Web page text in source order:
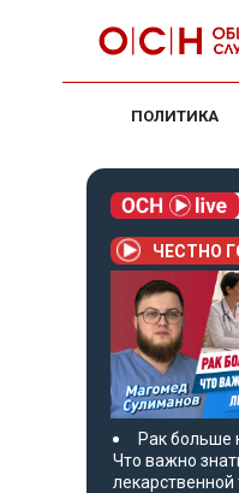
ПОЛИТИКА
ЧЕСТНО
Рак больше
Что важно
лекарственной